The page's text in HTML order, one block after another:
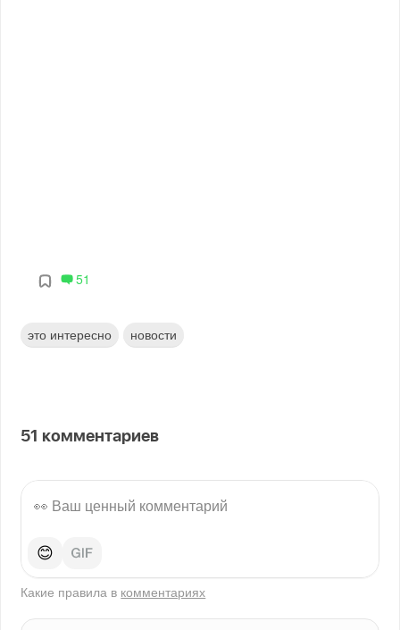
51
это интересно новости
51 комментариев
😊
Какие правила в комментариях